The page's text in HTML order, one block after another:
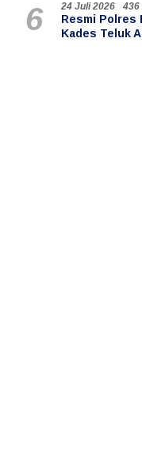
6 24 Juli 2026 436
Resmi Polres
Kades Teluk